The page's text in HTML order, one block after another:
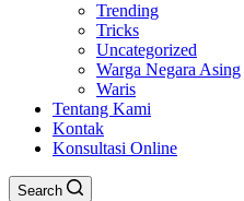
Trending
Tricks
Uncategorized
Warga Negara Asing
Waris
Tentang Kami
Kontak
Konsultasi Online
Search